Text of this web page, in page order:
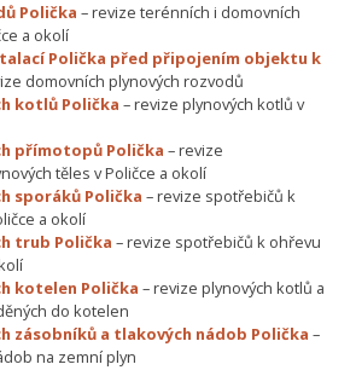
Polička – revize terénních i domovních
a okolí
Polička před připojením objektu k
domovních plynových rozvodů
kotlů Polička – revize plynových kotlů v
přímotopů Polička – revize
těles v Poličce a okolí
sporáků Polička – revize spotřebičů k
a okolí
trub Polička – revize spotřebičů k ohřevu
kotelen Polička – revize plynových kotlů a
do kotelen
zásobníků a tlakových nádob Polička –
na zemní plyn